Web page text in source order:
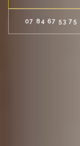
07 84 67 53 75